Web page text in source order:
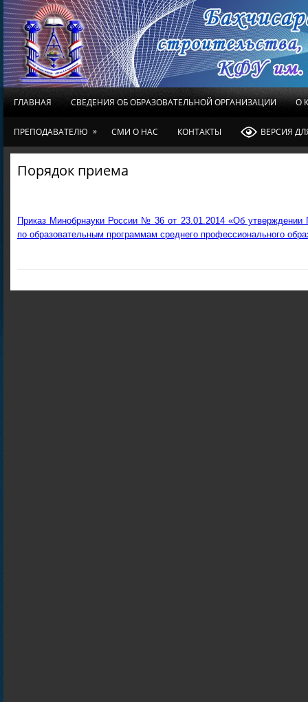
ГЛАВНАЯ СВЕДЕНИЯ ОБ ОБРАЗОВАТЕЛЬНОЙ ОРГАНИЗАЦИИ О
ПРЕПОДАВАТЕЛЮ » СМИ О НАС КОНТАКТЫ ВЕРСИЯ
Порядок приема
Приказ Минобрнауки России № 36 от 23.01.2014 «Об утверждении
по образовательным программам среднего профессионального